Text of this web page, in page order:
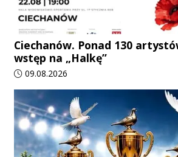
Ciechanów. Ponad 130
wstęp na „Halkę”
Data dodania artykułu:
09.08.2026